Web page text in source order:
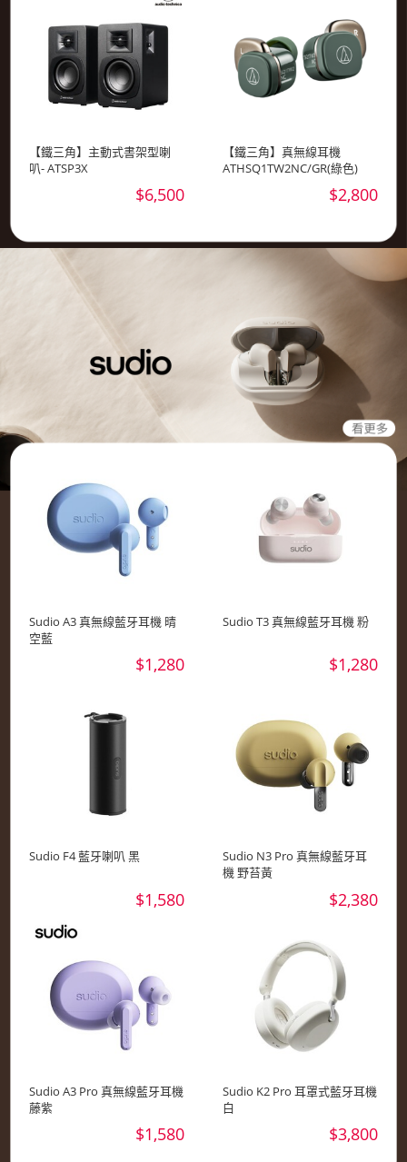
【鐵三角】主動式書架型喇
叭- ATSP3X
$6,500
【鐵三角】真無線耳機
ATHSQ1TW2NC/GR(綠色)
$2,800
Sudio A3 真無線藍牙耳機 晴
空藍
$1,280
Sudio T3 真無線藍牙耳機 粉
$1,280
Sudio F4 藍牙喇叭 黑
$1,580
Sudio N3 Pro 真無線藍牙耳
機 野苔黃
$2,380
Sudio A3 Pro 真無線藍牙耳機
藤紫
$1,580
Sudio K2 Pro 耳罩式藍牙耳機
白
$3,800